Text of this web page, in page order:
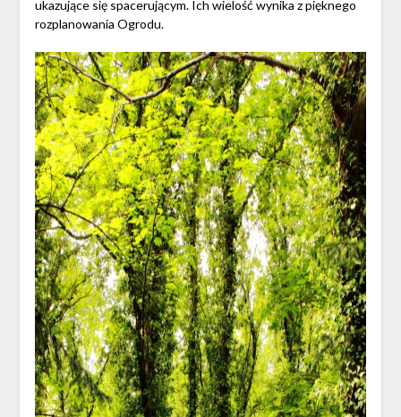
ukazujące się spacerującym. Ich wielość wynika z pięknego
rozplanowania Ogrodu.